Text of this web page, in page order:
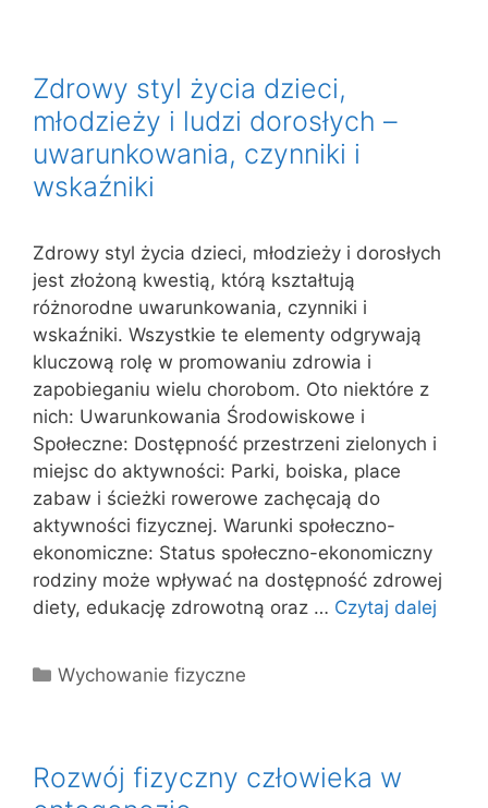
Zdrowy styl życia dzieci,
młodzieży i ludzi dorosłych –
uwarunkowania, czynniki i
wskaźniki
Zdrowy styl życia dzieci, młodzieży i dorosłych
jest złożoną kwestią, którą kształtują
różnorodne uwarunkowania, czynniki i
wskaźniki. Wszystkie te elementy odgrywają
kluczową rolę w promowaniu zdrowia i
zapobieganiu wielu chorobom. Oto niektóre z
nich: Uwarunkowania Środowiskowe i
Społeczne: Dostępność przestrzeni zielonych i
miejsc do aktywności: Parki, boiska, place
zabaw i ścieżki rowerowe zachęcają do
aktywności fizycznej. Warunki społeczno-
ekonomiczne: Status społeczno-ekonomiczny
rodziny może wpływać na dostępność zdrowej
diety, edukację zdrowotną oraz … Czytaj dalej
Kategorie
Wychowanie fizyczne
Rozwój fizyczny człowieka w